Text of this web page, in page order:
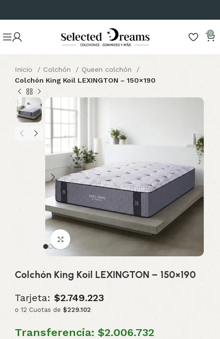
0
Inicio Colchón
Queen colchón
Colchón King Koil LEXINGTON – 150×190
Click to enlarge
Colchón King Koil LEXINGTON – 150×190
Tarjeta: $2.749.223
o 12 Cuotas de $229.102
Transferencia: $2.006.732